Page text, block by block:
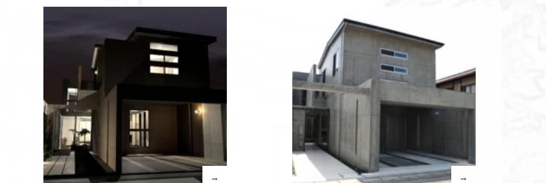
→ →